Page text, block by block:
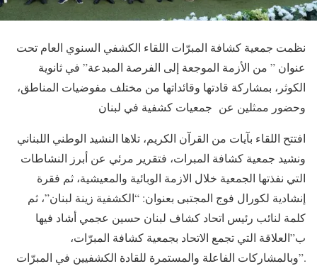
نظمت جمعية كشافة المبرّات اللقاء الكشفي السنوي العام تحت
عنوان ” من الأزمة الموجعة إلى الفرصة المبدعة” في ثانوية
الكوثر، بمشاركة قادتها وقائداتها من مختلف مفوضيات المناطق،
وحضور ممثلين عن جمعيات كشفية في لبنان
افتتح اللقاء بآيات من القرآن الكريم، تلاها النشيد الوطني اللبناني
ونشيد جمعية كشافة المبرات، فتقرير مرئي عن أبرز النشاطات
التي نفذتها الجمعية خلال الازمة الوبائية والمعيشية، ثم فقرة
إنشادية لكورال فوج المجتبى بعنوان: “الكشفية زينة لبنان”، ثم
كلمة لنائب رئيس اتحاد كشاف لبنان حسين عجمي أشاد فيها
ب”العلاقة التي تجمع الاتحاد بجمعية كشافة المبرّات،
وبالمشاركات الفاعلة والمستمرة للقادة الكشفيين في المبرّات”.